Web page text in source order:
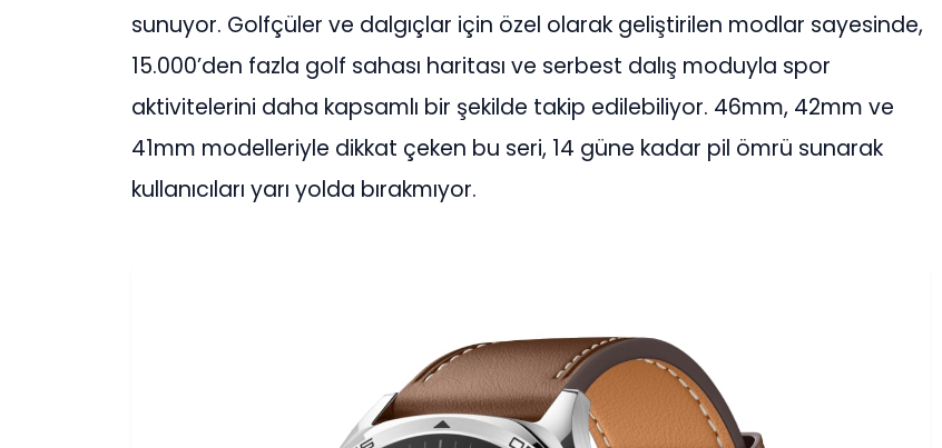
sunuyor. Golfçüler ve dalgıçlar için özel olarak geliştirilen modlar sayesinde,
15.000’den fazla golf sahası haritası ve serbest dalış moduyla spor
aktivitelerini daha kapsamlı bir şekilde takip edilebiliyor. 46mm, 42mm ve
41mm modelleriyle dikkat çeken bu seri, 14 güne kadar pil ömrü sunarak
kullanıcıları yarı yolda bırakmıyor.